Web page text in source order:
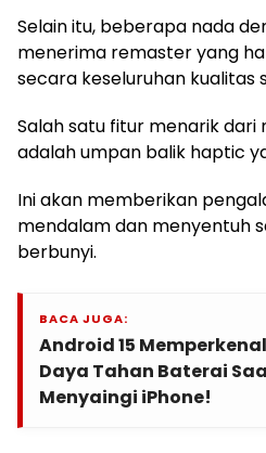
Selain itu, beberapa nada
menerima remaster yang
secara keseluruhan kualitas
Salah satu fitur menarik dari
adalah umpan balik haptic
Ini akan memberikan
mendalam dan menyentuh
berbunyi.
BACA JUGA:
Android 15
Daya Tahan Baterai
Menyaingi iPhone!